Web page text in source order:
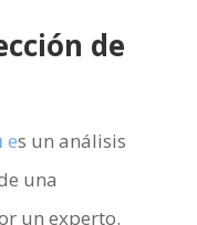
de
es un análisis
una
un experto.